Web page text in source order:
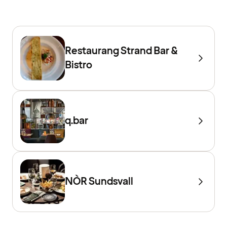
Restaurang Strand Bar &
Bistro
q.bar
NÒR Sundsvall